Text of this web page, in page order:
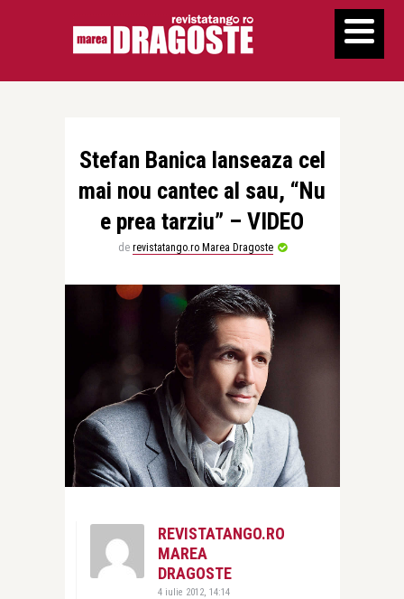
Stefan Banica lanseaza cel
mai nou cantec al sau, “Nu
e prea tarziu” – VIDEO
de revistatango.ro Marea Dragoste
REVISTATANGO.RO
MAREA
DRAGOSTE
4 iulie 2012, 14:14